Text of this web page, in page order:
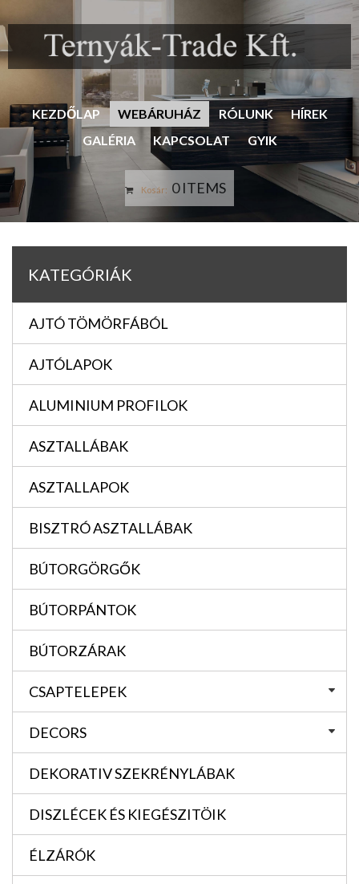
KEZDŐLAP WEBÁRUHÁZ RÓLUNK
HÍREK
GALÉRIA
KAPCSOLAT GYIK
Kosár: 0 ITEMS
KATEGÓRIÁK
AJTÓ TÖMÖRFÁBÓL
AJTÓLAPOK
ALUMINIUM PROFILOK
ASZTALLÁBAK
ASZTALLAPOK
BISZTRÓ ASZTALLÁBAK
BÚTORGÖRGŐK
BÚTORPÁNTOK
BÚTORZÁRAK
CSAPTELEPEK
DECORS
DEKORATIV SZEKRÉNYLÁBAK
DISZLÉCEK ÉS KIEGÉSZITÖIK
ÉLZÁRÓK